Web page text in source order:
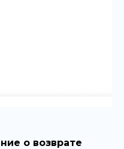
о возврате